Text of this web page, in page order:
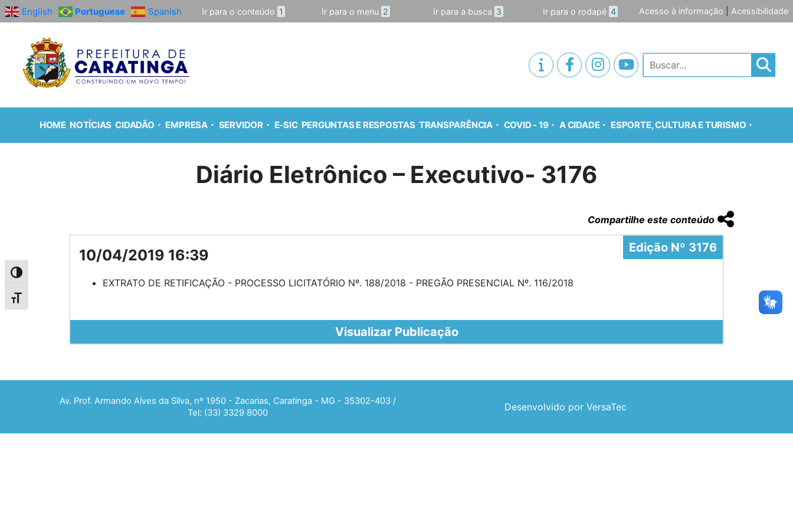
Alternar alto contraste
Alternar tamanho da fonte
English Portuguese Spanish Ir para o conteúdo 1 Ir para o menu 2 Ir para a busca 3 Ir para o rodapé 4 Acesso à informação Acessibilidade
Pesquisar
HOME NOTÍCIAS CIDADÃO EMPRESA SERVIDOR E-SIC PERGUNTAS E RESPOSTAS TRANSPARÊNCIA COVID - 19 A CIDADE ESPORTE, CULTURA E TURISMO
Diário Eletrônico – Executivo- 3176
Compartilhe este conteúdo
Edição Nº 3176
10/04/2019 16:39
EXTRATO DE RETIFICAÇÃO - PROCESSO LICITATÓRIO Nº. 188/2018 - PREGÃO PRESENCIAL Nº. 116/2018
Visualizar Publicação
Av. Prof. Armando Alves da Silva, nº 1950 - Zacarias, Caratinga - MG - 35302-403 /
Tel: (33) 3329 8000
Desenvolvido por VersaTec